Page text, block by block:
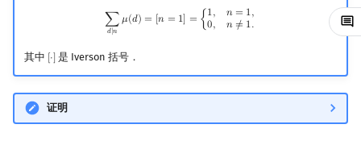
Lyndon 分解
Main–Lorentz 算法
动态树
析合树
平面图
弦图
∑
𝑑∣𝑛
𝜇(𝑑) = [𝑛 = 1] = {1, 𝑛 = 1,
0, 𝑛 ≠ 1.
∑ ∣nμ = 1]= n =1 n≠1.
其中 [⋅]
[⋅] 是 Iverson 括号．
证明